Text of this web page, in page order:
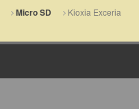
Micro SD
Kioxia Exceria